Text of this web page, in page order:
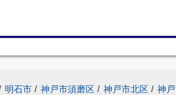
明石市 / 神戸市須磨区 / 神戸市北区 / 神